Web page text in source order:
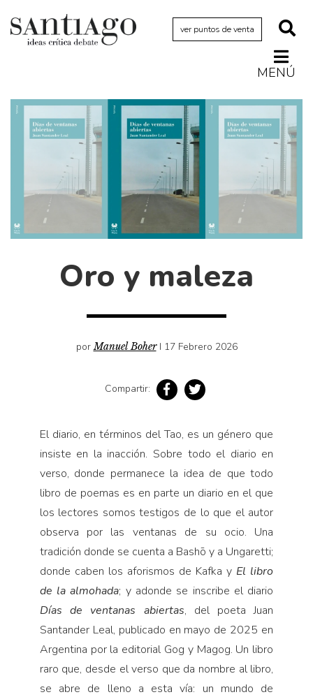
ver puntos de venta
MENÚ
Actualidad
Archivo Cenfoto-UDP
Arquetipos de situación
Artes visuales
Ciencia
Cine y televisión
Ciudad
Historia material de los libros
Lagunas mentales
Medioambiente
Narrativas visuales
Pensamiento
Pensamiento ilustrado
Personaje
Personajes secundarios
Oro y maleza
porManuel Boher I 17 Febrero 2026
Compartir:
El diario, en términos del Tao, es un género que
insiste en la inacción. Sobre todo el diario en
verso, donde permanece la idea de que todo
libro de poemas es en parte un diario en el que
los lectores somos testigos de lo que el autor
observa por las ventanas de su ocio. Una
tradición donde se cuenta a Bashō y a Ungaretti;
donde caben los aforismos de Kafka y El libro
de la almohada; y adonde se inscribe el diario
Días de ventanas abiertas, del poeta Juan
Santander Leal, publicado en mayo de 2025 en
Argentina por la editorial Gog y Magog. Un libro
raro que, desde el verso que da nombre al libro,
se abre de lleno a esta vía: un mundo de